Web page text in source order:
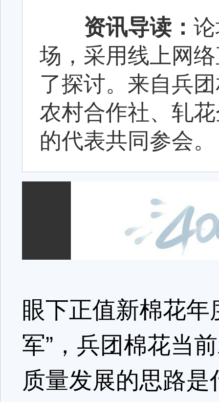
资讯导读：
场，采用线上网
了探讨。来自兵
农村合作社、轧
的代表共同参会。
眼下正值新棉花
军”，兵团棉花当
质量发展的思路